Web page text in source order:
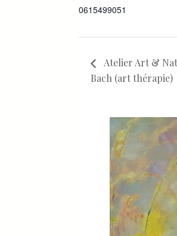
0615499051
Atelier Art &
Bach (art thérapie)